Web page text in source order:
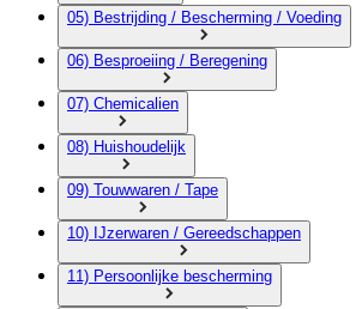
05) Bestrijding / Bescherming / Voeding
06) Besproeiing / Beregening
07) Chemicalien
08) Huishoudelijk
09) Touwwaren / Tape
10) IJzerwaren / Gereedschappen
11) Persoonlijke bescherming